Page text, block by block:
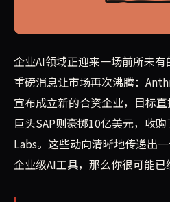
企业AI领域进入白热化阶段。
企业AI领域正迎来一场前所未
重磅消息让市场再次沸腾：
宣布成立新的合资企业，目标
巨头SAP则豪掷10亿美元，收
Labs。这些动向清晰地传递出
企业级AI工具，那么你很可能已